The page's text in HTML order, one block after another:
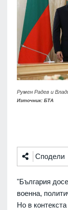
Румен Радев и
Източник: БТА
Сподели
"България
военна,
Но в